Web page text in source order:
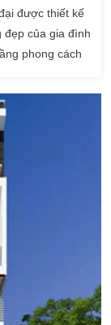
được thiết kế
đẹp của gia đình
phong cách
nhà phố 4